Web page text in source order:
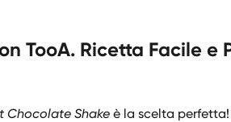
TooA. Ricetta Facile e
Chocolate Shake è la scelta